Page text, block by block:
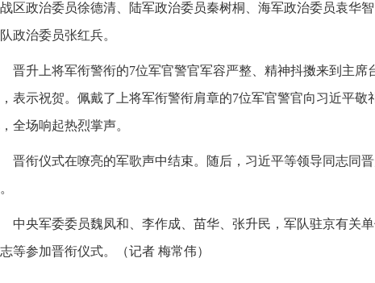
区政治委员徐德清、陆军政治委员秦树桐、海军政治委员袁华
政治委员张红兵。
晋升上将军衔警衔的7位军官警官军容严整、精神抖擞来到主席
表示祝贺。佩戴了上将军衔警衔肩章的7位军官警官向习近平敬
全场响起热烈掌声。
晋衔仪式在嘹亮的军歌声中结束。随后，习近平等领导同志同
中央军委委员魏凤和、李作成、苗华、张升民，军队驻京有关
等参加晋衔仪式。（记者 梅常伟）